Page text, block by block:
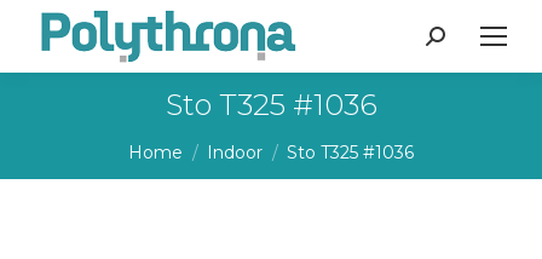
Search:
Sto T325 #1036
You are here:
Home Indoor Sto T325 #1036